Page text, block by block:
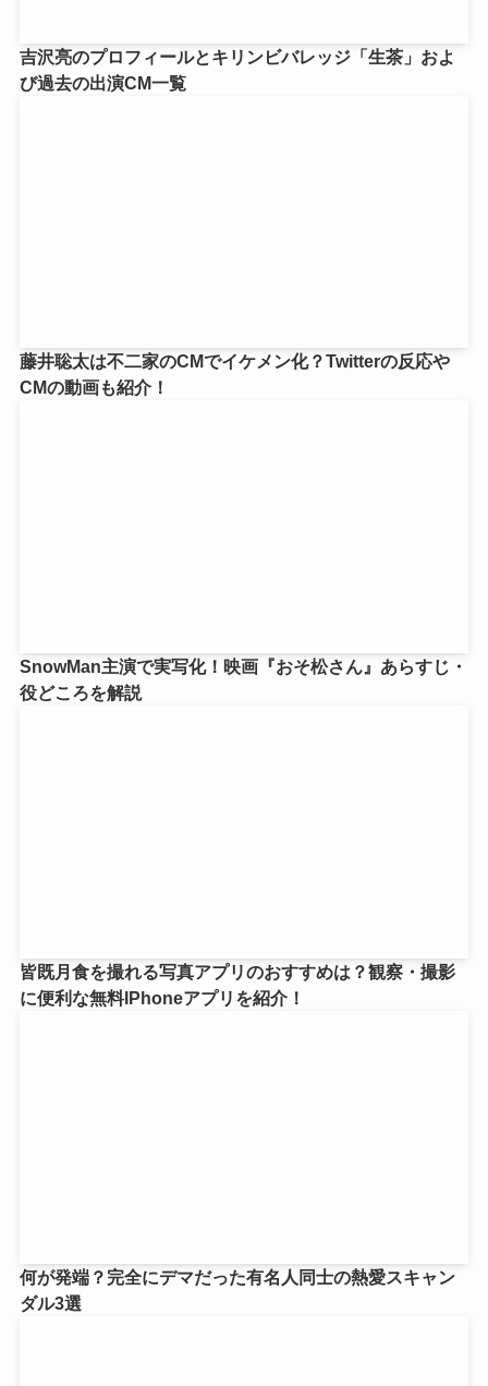
吉沢亮のプロフィールとキリンビバレッジ「生茶」およ
び過去の出演CM一覧
藤井聡太は不二家のCMでイケメン化？Twitterの反応や
CMの動画も紹介！
SnowMan主演で実写化！映画『おそ松さん』あらすじ・
役どころを解説
皆既月食を撮れる写真アプリのおすすめは？観察・撮影
に便利な無料IPhoneアプリを紹介！
何が発端？完全にデマだった有名人同士の熱愛スキャン
ダル3選